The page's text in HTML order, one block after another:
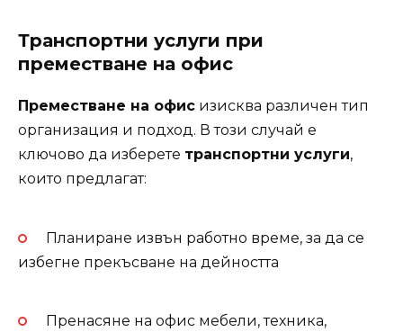
Транспортни услуги при
преместване на офис
Преместване на офис изисква различен тип
организация и подход. В този случай е
ключово да изберете транспортни услуги,
които предлагат:
Планиране извън работно време, за да се
избегне прекъсване на дейността
Пренасяне на офис мебели, техника,